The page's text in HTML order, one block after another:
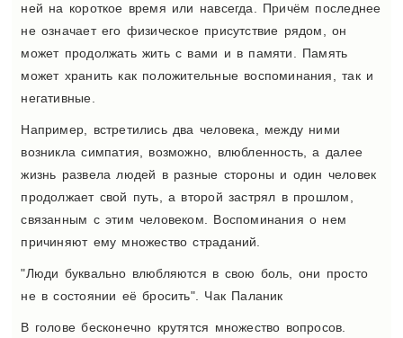
ней на короткое время или навсегда. Причём последнее
не означает его физическое присутствие рядом, он
может продолжать жить с вами и в памяти. Память
может хранить как положительные воспоминания, так и
негативные.
Например, встретились два человека, между ними
возникла симпатия, возможно, влюбленность, а далее
жизнь развела людей в разные стороны и один человек
продолжает свой путь, а второй застрял в прошлом,
связанным с этим человеком. Воспоминания о нем
причиняют ему множество страданий.
"Люди буквально влюбляются в свою боль, они просто
не в состоянии её бросить". Чак Паланик
В голове бесконечно крутятся множество вопросов.